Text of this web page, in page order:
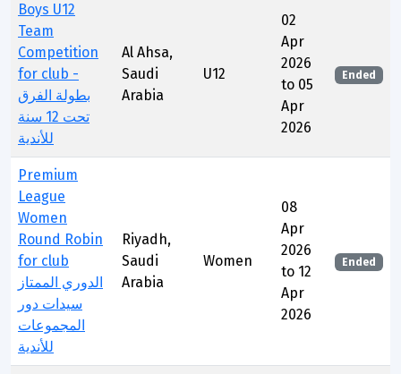
Boys U12
Team
Competition
for club -
بطولة الفرق
تحت 12 سنة
للأندية
Al Ahsa,
Saudi
Arabia
U12
02
Apr
2026
to 05
Apr
2026
Ended
Premium
League
Women
Round Robin
for club
الدوري الممتاز
سيدات دور
المجموعات
للأندية
Riyadh,
Saudi
Arabia
Women
08
Apr
2026
to 12
Apr
2026
Ended